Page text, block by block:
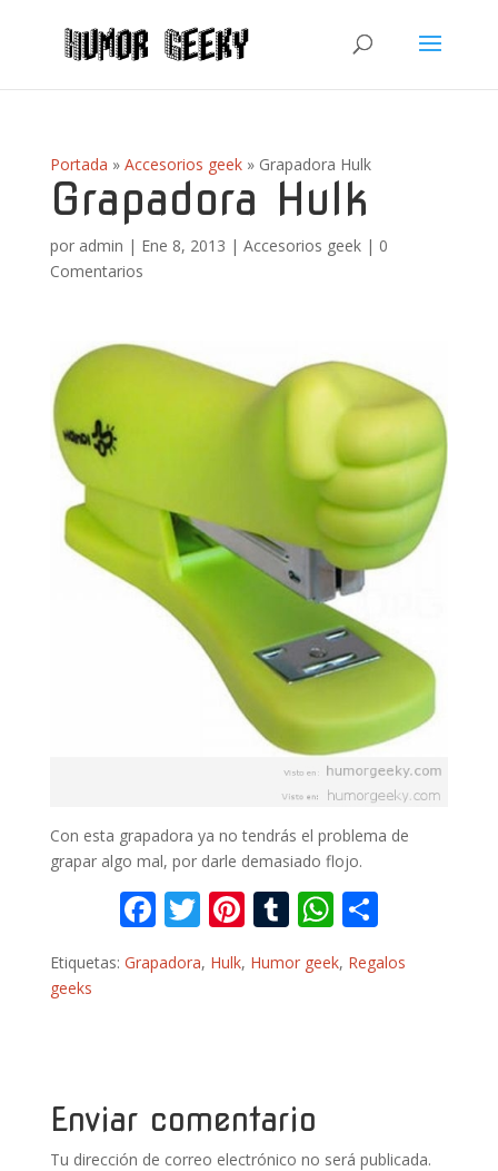
Portada » Accesorios geek» Grapadora Hulk
Grapadora Hulk
por admin | Ene 8, 2013 | Accesorios geek| 0
Comentarios
Con esta grapadora ya no tendrás el problema de
grapar algo mal, por darle demasiado flojo.
F
ac
e
k
T
w
itt
Pi
nt
er
T
m
W
h
at
o
m
Etiquetas: Grapadora, Hulk, Humor geek, Regalos
geeks
Enviar comentario
Tu dirección de correo electrónico no será publicada.